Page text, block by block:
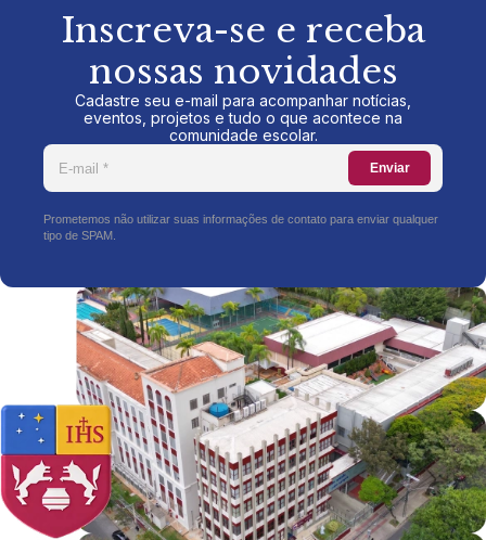
Inscreva-se e receba
nossas novidades
Cadastre seu e-mail para acompanhar notícias,
eventos, projetos e tudo o que acontece na
comunidade escolar.
Enviar
Prometemos não utilizar suas informações de contato para enviar qualquer
tipo de SPAM.